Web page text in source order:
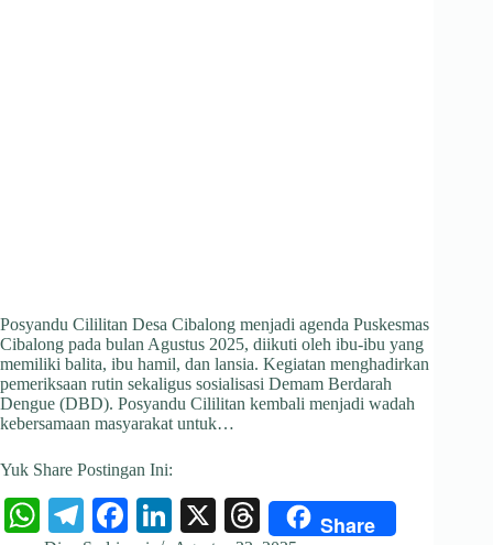
Posyandu Cililitan Desa Cibalong menjadi agenda Puskesmas
Cibalong pada bulan Agustus 2025, diikuti oleh ibu-ibu yang
memiliki balita, ibu hamil, dan lansia. Kegiatan menghadirkan
pemeriksaan rutin sekaligus sosialisasi Demam Berdarah
Dengue (DBD). Posyandu Cililitan kembali menjadi wadah
kebersamaan masyarakat untuk…
Yuk Share Postingan Ini:
W
Te
Fa
Li
X
T
Share